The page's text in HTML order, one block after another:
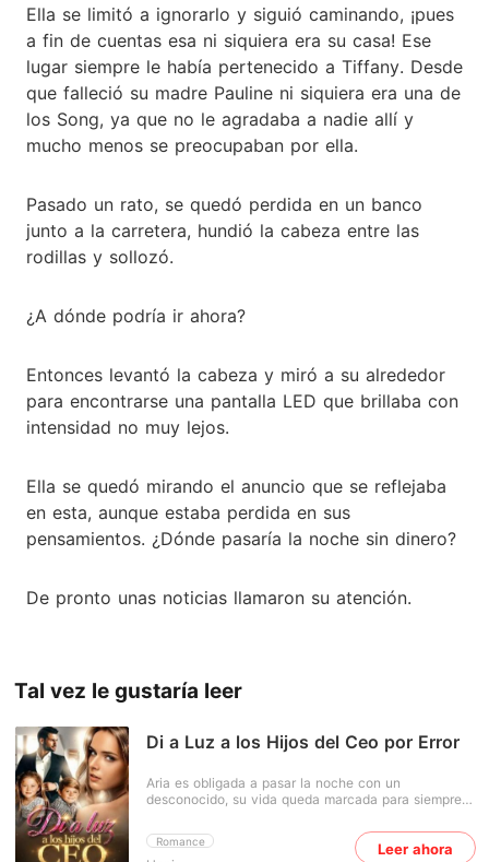
Ella se limitó a ignorarlo y siguió caminando, ¡pues
a fin de cuentas esa ni siquiera era su casa! Ese
lugar siempre le había pertenecido a Tiffany. Desde
que falleció su madre Pauline ni siquiera era una de
los Song, ya que no le agradaba a nadie allí y
mucho menos se preocupaban por ella.
Pasado un rato, se quedó perdida en un banco
junto a la carretera, hundió la cabeza entre las
rodillas y sollozó.
¿A dónde podría ir ahora?
Entonces levantó la cabeza y miró a su alrededor
para encontrarse una pantalla LED que brillaba con
intensidad no muy lejos.
Ella se quedó mirando el anuncio que se reflejaba
en esta, aunque estaba perdida en sus
pensamientos. ¿Dónde pasaría la noche sin dinero?
De pronto unas noticias llamaron su atención.
Tal vez le gustaría leer
Di a Luz a los Hijos del Ceo por Error
Romance
Aria es obligada a pasar la noche con un
desconocido, su vida queda marcada para siempre.
embarazada y, al confesarlo, su novio la abandona
sin mirar atrás. Sola, herida y con un bebé en
Leer ahora